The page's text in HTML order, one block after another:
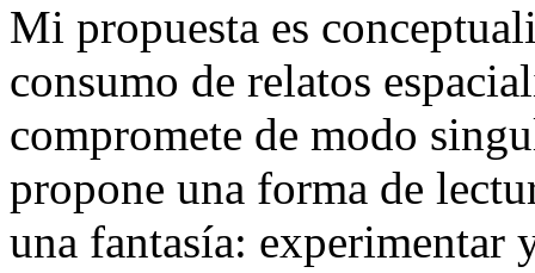
Mi propuesta es
consumo de relatos
compromete de modo
propone una forma de
una fantasía: experimentar